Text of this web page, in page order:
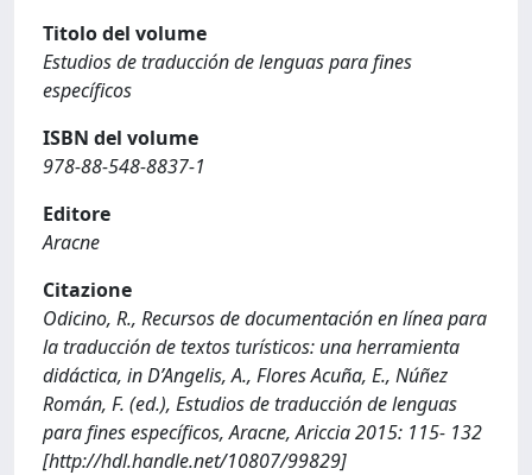
Titolo del volume
Estudios de traducción de lenguas para ﬁnes
especíﬁcos
ISBN del volume
978-88-548-8837-1
Editore
Aracne
Citazione
Odicino, R., Recursos de documentación en línea para
la traducción de textos turísticos: una herramienta
didáctica, in D’Angelis, A., Flores Acuña, E., Núñez
Román, F. (ed.), Estudios de traducción de lenguas
para ﬁnes especíﬁcos, Aracne, Ariccia 2015: 115- 132
[http://hdl.handle.net/10807/99829]